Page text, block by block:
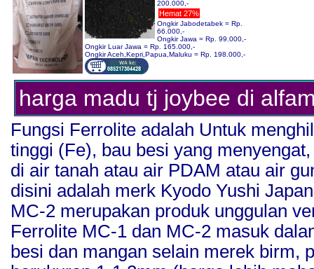
200.000,-
Hemat 27%
Ongkir Jabodetabek = Rp.
66.000,-
Ongkir Jawa = Rp. 99.000,-
Ongkir Luar Jawa = Rp. 165.000,-
Ongkir Aceh,Kepri,Papua,Maluku = Rp. 198.000,-
harga madu tj joybee di
Fungsi Ferrolite adalah Untuk
tinggi (Fe), bau besi yang
di air tanah atau air PDAM atau air
disini adalah merk Kyodo Yushi
MC-2 merupakan produk unggulan
Ferrolite MC-1 dan MC-2 masuk
besi dan mangan selain merek birm,